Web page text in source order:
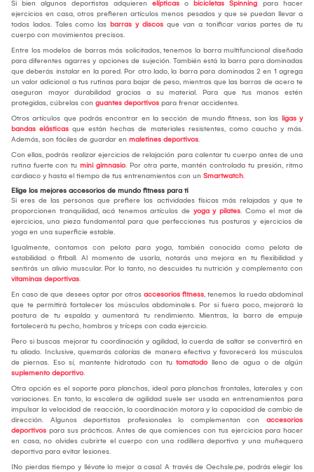
Si bien algunos deportistas adquieren elípticas o bicicletas Spinning para hacer
ejercicios en casa, otros prefieren artículos menos pesados y que se puedan llevar a
todos lados. Tales como las barras y discos que van a tonificar varias partes de tu
cuerpo con movimientos precisos.
Entre los modelos de barras más solicitados, tenemos la barra multifuncional diseñada
para diferentes agarres y opciones de sujeción. También está la barra para dominadas
que deberás instalar en la pared. Por otro lado, la barra para dominadas 2 en 1 agrega
un valor adicional a tus rutinas para bajar de peso, mientras que las barras de acero te
aseguran mayor durabilidad gracias a su material. Para que tus manos estén
protegidas, cúbrelas con guantes deportivos para frenar accidentes.
Otros artículos que podrás encontrar en la sección de mundo fitness, son las ligas y
bandas elásticas que están hechas de materiales resistentes, como caucho y más.
Además, son fáciles de guardar en maletines deportivos.
Con ellas, podrás realizar ejercicios de relajación para calentar tu cuerpo antes de una
rutina fuerte con tu mini gimnasio. Por otra parte, mantén controlada tu presión, ritmo
cardiaco y hasta el tiempo de tus entrenamientos con un Smartwatch.
Elige los mejores accesorios de mundo fitness para ti
Si eres de las personas que prefiere las actividades físicas más relajadas y que te
proporcionen tranquilidad, acá tenemos artículos de yoga y pilates. Como el mat de
ejercicios, una pieza fundamental para que perfecciones tus posturas y ejercicios de
yoga en una superficie estable.
Igualmente, contamos con pelota para yoga, también conocida como pelota de
estabilidad o fitball. Al momento de usarla, notarás una mejora en tu flexibilidad y
sentirás un alivio muscular. Por lo tanto, no descuides tu nutrición y complementa con
vitaminas deportivas.
En caso de que desees optar por otros accesorios fitness, tenemos la rueda abdominal
que te permitirá fortalecer los músculos abdominales. Por si fuera poco, mejorará la
postura de tu espalda y aumentará tu rendimiento. Mientras, la barra de empuje
fortalecerá tu pecho, hombros y tríceps con cada ejercicio.
Pero si buscas mejorar tu coordinación y agilidad, la cuerda de saltar se convertirá en
tu aliado. Inclusive, quemarás calorías de manera efectiva y favorecerá los músculos
de piernas. Eso sí, mantente hidratado con tu tomatodo lleno de agua o de algún
suplemento deportivo.
Otra opción es el soporte para planchas, ideal para planchas frontales, laterales y con
variaciones. En tanto, la escalera de agilidad suele ser usada en entrenamientos para
impulsar la velocidad de reacción, la coordinación motora y la capacidad de cambio de
dirección. Algunos deportistas profesionales lo complementan con accesorios
deportivos para sus prácticas. Antes de que comiences con tus ejercicios para hacer
en casa, no olvides cubrirte el cuerpo con una rodillera deportiva y una muñequera
deportiva para evitar lesiones.
¡No pierdas tiempo y llévate lo mejor a casa! A través de Oechsle.pe, podrás elegir los